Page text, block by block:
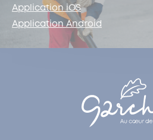
Application iOS
Application Android